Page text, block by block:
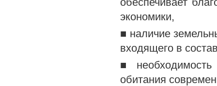
экономики,
■ наличие
входящего в
■ необходимость
обитания